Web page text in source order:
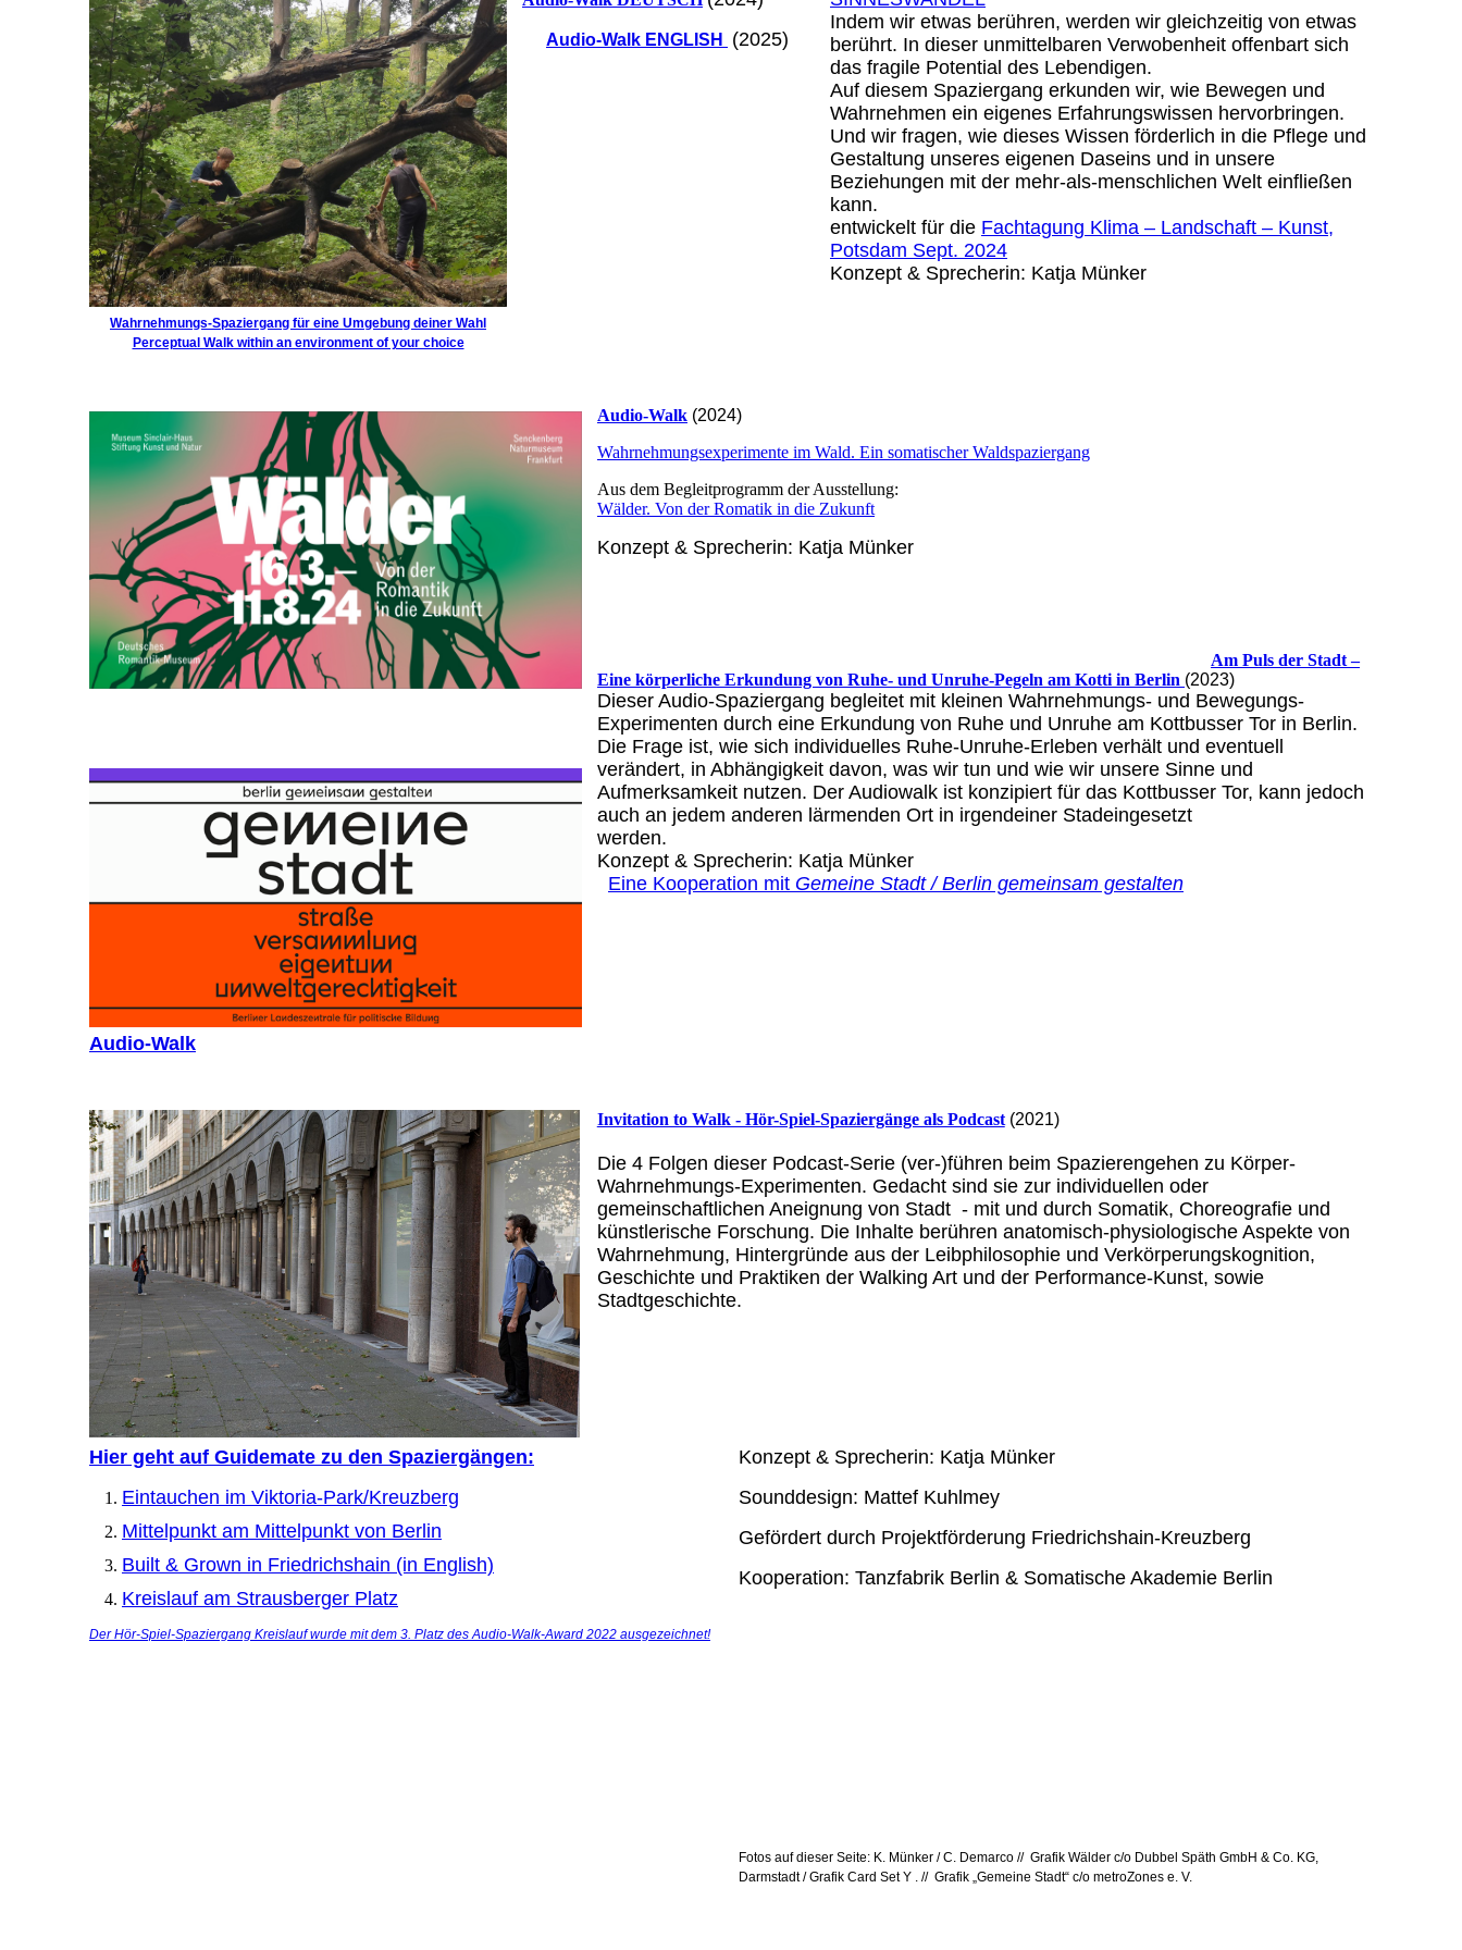
Wahrnehmungs-Spaziergang für eine Umgebung deiner Wahl
Perceptual Walk within an environment of your choice
Audio-Walk ENGLISH (2025)
Indem wir etwas berühren, werden wir gleichzeitig von etwas
berührt. In dieser unmittelbaren Verwobenheit offenbart sich
das fragile Potential des Lebendigen.
Auf diesem Spaziergang erkunden wir, wie Bewegen und
Wahrnehmen ein eigenes Erfahrungswissen hervorbringen.
Und wir fragen, wie dieses Wissen förderlich in die Pflege und
Gestaltung unseres eigenen Daseins und in unsere
Beziehungen mit der mehr-als-menschlichen Welt einfließen
kann.
entwickelt für die Fachtagung Klima – Landschaft – Kunst,
Potsdam Sept. 2024
Konzept & Sprecherin: Katja Münker
Audio-Walk
Audio-Walk (2024)
Wahrnehmungsexperimente im Wald. Ein somatischer Waldspaziergang
Aus dem Begleitprogramm der Ausstellung:
Wälder. Von der Romatik in die Zukunft
Konzept & Sprecherin: Katja Münker
Am Puls der Stadt –
Eine körperliche Erkundung von Ruhe- und Unruhe-Pegeln am Kotti in Berlin (2023)
Dieser Audio-Spaziergang begleitet mit kleinen Wahrnehmungs- und Bewegungs-
Experimenten durch eine Erkundung von Ruhe und Unruhe am Kottbusser Tor in Berlin.
Die Frage ist, wie sich individuelles Ruhe-Unruhe-Erleben verhält und eventuell
verändert, in Abhängigkeit davon, was wir tun und wie wir unsere Sinne und
Aufmerksamkeit nutzen. Der Audiowalk ist konzipiert für das Kottbusser Tor, kann jedoch
auch an jedem anderen lärmenden Ort in irgendeiner Stadeingesetzt
werden.
Konzept & Sprecherin: Katja Münker
Eine Kooperation mit Gemeine Stadt / Berlin gemeinsam gestalten
Invitation to Walk - Hör-Spiel-Spaziergänge als Podcast (2021)
Die 4 Folgen dieser Podcast-Serie (ver-)führen beim Spazierengehen zu Körper-
Wahrnehmungs-Experimenten. Gedacht sind sie zur individuellen oder
gemeinschaftlichen Aneignung von Stadt - mit und durch Somatik, Choreografie und
künstlerische Forschung. Die Inhalte berühren anatomisch-physiologische Aspekte von
Wahrnehmung, Hintergründe aus der Leibphilosophie und Verkörperungskognition,
Geschichte und Praktiken der Walking Art und der Performance-Kunst, sowie
Stadtgeschichte.
Hier geht auf Guidemate zu den Spaziergängen:
Eintauchen im Viktoria-Park/Kreuzberg
Mittelpunkt am Mittelpunkt von Berlin
Built & Grown in Friedrichshain (in English)
Kreislauf am Strausberger Platz
Der Hör-Spiel-Spaziergang Kreislauf wurde mit dem 3. Platz des Audio-Walk-Award 2022 ausgezeichnet!
Konzept & Sprecherin: Katja Münker
Sounddesign: Mattef Kuhlmey
Gefördert durch Projektförderung Friedrichshain-Kreuzberg
Kooperation: Tanzfabrik Berlin & Somatische Akademie Berlin
Fotos auf dieser Seite: K. Münker / C. Demarco // Grafik Wälder c/o Dubbel Späth GmbH & Co. KG,
Darmstadt / Grafik Card Set Y . // Grafik „Gemeine Stadt“ c/o metroZones e. V.